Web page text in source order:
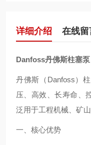
详细介绍 在线留
Danfoss丹佛斯柱塞泵
丹佛斯（Danfoss）
压、高效、长寿命、
泛用于工程机械、矿
一、核心优势